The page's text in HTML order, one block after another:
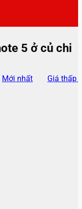
5 ở củ chi
Mới nhất Giá thấp